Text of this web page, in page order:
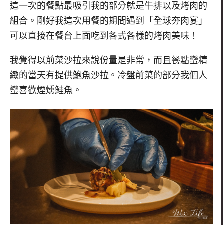
這一次的餐點最吸引我的部分就是牛排以及烤肉的
組合。剛好我這次用餐的期間遇到「全球夯肉宴」
可以直接在餐台上面吃到各式各樣的烤肉美味！
我覺得以前菜沙拉來說份量是非常，而且餐點蠻精
緻的當天有提供鮑魚沙拉。冷盤前菜的部分我個人
蠻喜歡煙燻鮭魚。